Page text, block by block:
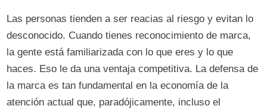
Las personas tienden a ser reacias al riesgo y evitan lo
desconocido. Cuando tienes reconocimiento de marca,
la gente está familiarizada con lo que eres y lo que
haces. Eso le da una ventaja competitiva. La defensa de
la marca es tan fundamental en la economía de la
atención actual que, paradójicamente, incluso el